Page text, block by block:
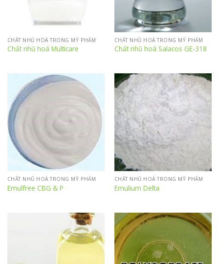
CHẤT NHŨ HOÁ TRONG MỸ PHẨM
Chất nhũ hoá Multicare
CHẤT NHŨ HOÁ TRONG MỸ PHẨM
Chất nhũ hoá Salacos GE-318
CHẤT NHŨ HOÁ TRONG MỸ PHẨM
Emulfree CBG & P
CHẤT NHŨ HOÁ TRONG MỸ PHẨM
Emulium Delta